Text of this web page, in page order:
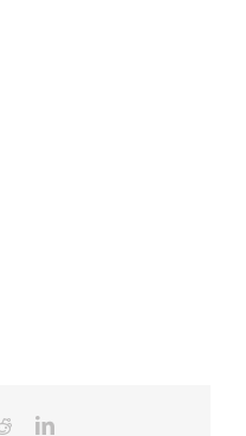
RedditLinkedIn